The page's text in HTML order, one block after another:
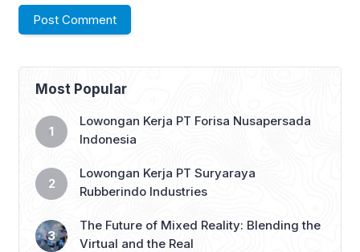
Most Popular
Lowongan Kerja PT Forisa Nusapersada
Indonesia
Lowongan Kerja PT Suryaraya
Rubberindo Industries
The Future of Mixed Reality: Blending the
Virtual and the Real